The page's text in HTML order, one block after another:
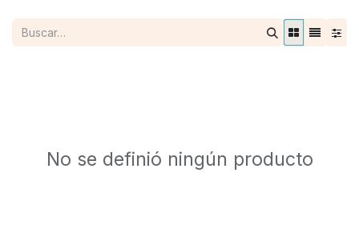
No se definió ningún producto